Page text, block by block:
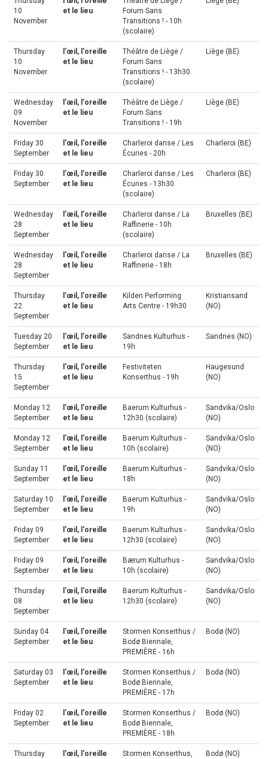
10
November
et le lieu
Forum Sans
Transitions ! - 10h
(scolaire)
Thursday
10
November
l'œil, l'oreille
et le lieu
Théâtre de Liège /
Forum Sans
Transitions ! - 13h30
(scolaire)
Liège (BE)
Wednesday
09
November
l'œil, l'oreille
et le lieu
Théâtre de Liège /
Forum Sans
Transitions ! - 19h
Liège (BE)
Friday 30
September
l'œil, l'oreille
et le lieu
Charleroi danse / Les
Écuries - 20h
Charleroi (BE)
Friday 30
September
l'œil, l'oreille
et le lieu
Charleroi danse / Les
Écuries - 13h30
(scolaire)
Charleroi (BE)
Wednesday
28
September
l'œil, l'oreille
et le lieu
Charleroi danse / La
Raffinerie - 10h
(scolaire)
Bruxelles (BE)
Wednesday
28
September
l'œil, l'oreille
et le lieu
Charleroi danse / La
Raffinerie - 18h
Bruxelles (BE)
Thursday
22
September
l'œil, l'oreille
et le lieu
Kilden Performing
Arts Centre - 19h30
Kristiansand
(NO)
Tuesday 20
September
l'œil, l'oreille
et le lieu
Sandnes Kulturhus -
19h
Sandnes (NO)
Thursday
15
September
l'œil, l'oreille
et le lieu
Festiviteten
Konserthus - 19h
Haugesund
(NO)
Monday 12
September
l'œil, l'oreille
et le lieu
Baerum Kulturhus -
12h30 (scolaire)
Sandvika/Oslo
(NO)
Monday 12
September
l'œil, l'oreille
et le lieu
Baerum Kulturhus -
10h (scolaire)
Sandvika/Oslo
(NO)
Sunday 11
September
l'œil, l'oreille
et le lieu
Baerum Kulturhus -
18h
Sandvika/Oslo
(NO)
Saturday 10
September
l'œil, l'oreille
et le lieu
Baerum Kulturhus -
19h
Sandvika/Oslo
(NO)
Friday 09
September
l'œil, l'oreille
et le lieu
Baerum Kulturhus -
12h30 (scolaire)
Sandvika/Oslo
(NO)
Friday 09
September
l'œil, l'oreille
et le lieu
Bærum Kulturhus -
10h (scolaire)
Sandvika/Oslo
(NO)
Thursday
08
September
l'œil, l'oreille
et le lieu
Baerum Kulturhus -
12h30 (scolaire)
Sandvika/Oslo
(NO)
Sunday 04
September
l'œil, l'oreille
et le lieu
Stormen Konserthus /
Bodø Biennale,
PREMIÈRE - 16h
Bodø (NO)
Saturday 03
September
l'œil, l'oreille
et le lieu
Stormen Konserthus /
Bodø Biennale,
PREMIÈRE - 17h
Bodø (NO)
Friday 02
September
l'œil, l'oreille
et le lieu
Stormen Konserthus /
Bodø Biennale,
PREMIÈRE - 18h
Bodø (NO)
Thursday
l'œil, l'oreille
Stormen Konserthus,
Bodø (NO)